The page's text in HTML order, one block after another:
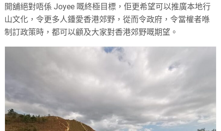
開舖絕對唔係 Joyee 嘅終極目標，佢更希望可以推廣本地行
山文化，令更多人鍾愛香港郊野，從而令政府，令當權者喺
制訂政策時，都可以顧及大家對香港郊野嘅期望。